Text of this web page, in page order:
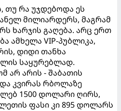
თუ რა უჯდებოდა ეს
მილიარდერს, მაგრამ
ხარჯის გაღება. არც ერთ
ამხელა VIP-პუბლიკა,
დიდი თანხა
საყურებლად.
არ არის - შაბათის
კვირას რბოლაზე
1500 დოლარი ღირს,
ფასი კი 895 დოლარს